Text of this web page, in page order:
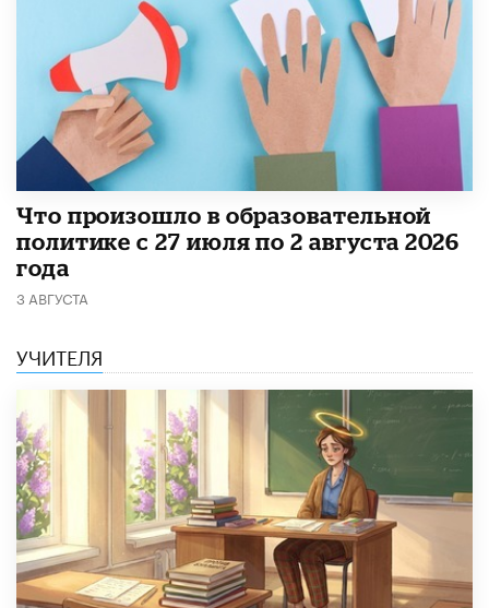
​Что произошло в образовательной
политике с 27 июля по 2 августа 2026
года
3 АВГУСТА
УЧИТЕЛЯ